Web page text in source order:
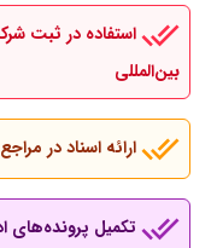
استفاده در ثبت
بین‌المللی
ارائه اسناد در
تکمیل پرونده‌های